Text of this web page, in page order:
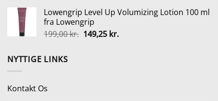
pris
var:
159,00 kr..
pris
109,00 kr..
Lowengrip Level Up Volumizing Lotion 100 ml
fra Lowengrip
199,00kr. Den
149,25 kr.Den
NYTTIGE LINKS
Kontakt Os